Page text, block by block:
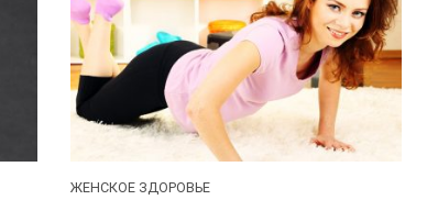
ЖЕНСКОЕ ЗДОРОВЬЕ